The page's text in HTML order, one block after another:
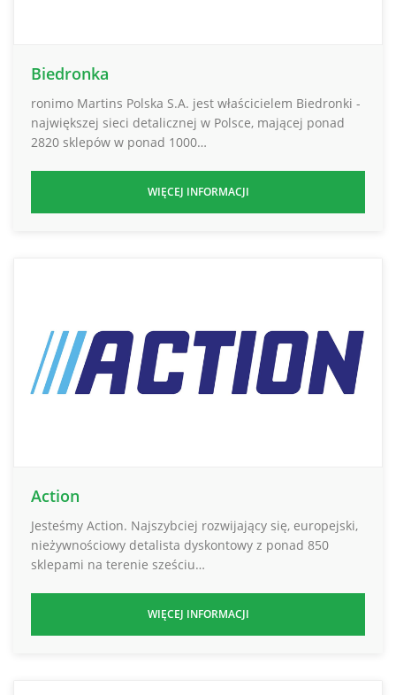
Biedronka
ronimo Martins Polska S.A. jest właścicielem Biedronki -
największej sieci detalicznej w Polsce, mającej ponad
2820 sklepów w ponad 1000…
WIĘCEJ INFORMACJI
Action
Jesteśmy Action. Najszybciej rozwijający się, europejski,
nieżywnościowy detalista dyskontowy z ponad 850
sklepami na terenie sześciu…
WIĘCEJ INFORMACJI